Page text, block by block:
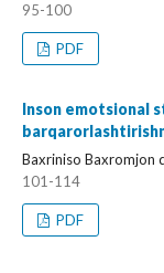
95-100
PDF
Inson emotsional
Baxriniso Baxromjon
101-114
PDF